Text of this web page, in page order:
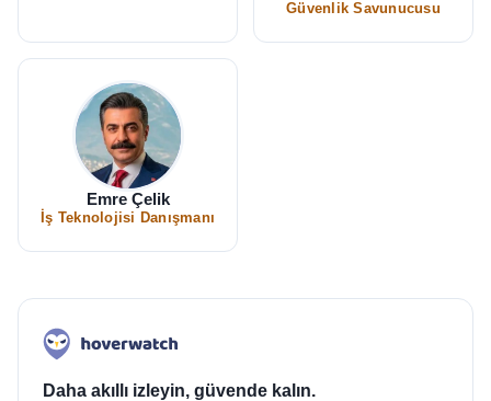
Güvenlik Savunucusu
Emre Çelik
İş Teknolojisi Danışmanı
Daha akıllı izleyin, güvende kalın.